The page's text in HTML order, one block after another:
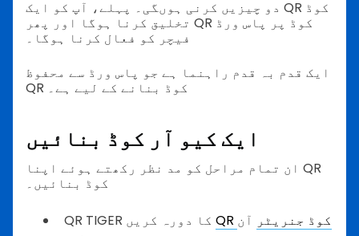
دو چیزیں کرنی ہوںگی۔ پہلے، آپ کو ایک QR کوڈ
تخلیق کرنا ہوگا اور پھر QR کوڈ پر پاس ورڈ
فیچر کو فعال کرنا ہوگا۔
ایک قدم بہ قدم راہنما ہے جو پاس ورڈ سے محفوظ
QR کوڈ بنانے کے لیے ہے۔
ایک کیو آر کوڈ بنائیں
ان تمام مراحل کو مد نظر رکھتے ہوئے اپنا QR
کوڈ بنائیں۔
QR کوڈ جنریٹر آن